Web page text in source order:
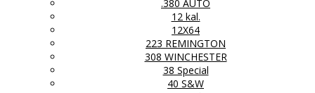
.380 AUTO
12 kal.
12X64
223 REMINGTON
308 WINCHESTER
38 Special
40 S&W